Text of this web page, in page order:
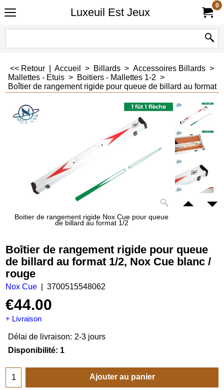
Luxeuil Est Jeux
0
<< Retour Accueil > Billards > Accessoires Billards >
Mallettes - Etuis > Boitiers - Mallettes 1-2 >
Boîtier de rangement rigide pour queue de billard au format
Boitier de rangement rigide Nox Cue pour queue
de billard au format 1/2
Boîtier de rangement rigide pour queue
de billard au format 1/2, Nox Cue blanc /
rouge
Nox Cue 3700515548062
€44.00
+ Livraison
Délai de livraison: 2-3 jours
Disponibilité: 1
Ajouter au panier